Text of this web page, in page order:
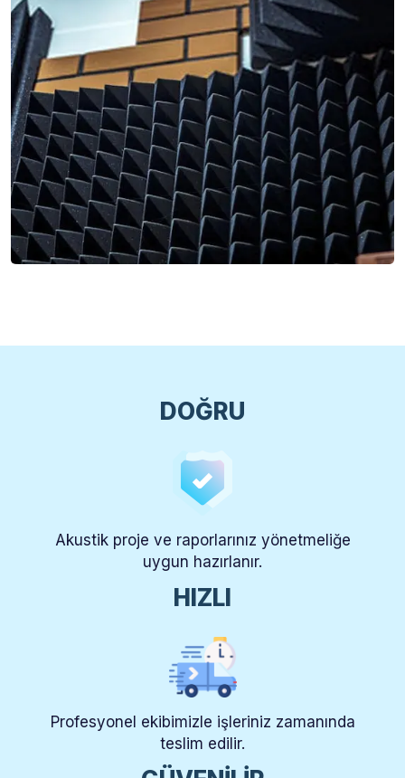
DOĞRU
Akustik proje ve raporlarınız yönetmeliğe
uygun hazırlanır.
HIZLI
Profesyonel ekibimizle işleriniz zamanında
teslim edilir.